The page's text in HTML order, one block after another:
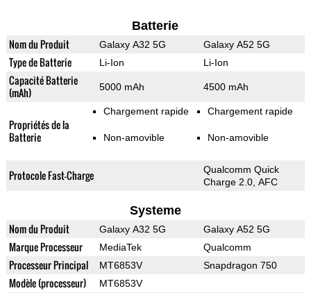
Batterie
Nom du Produit Galaxy A32 5G Galaxy A52 5G
Type de Batterie Li-Ion Li-Ion
Capacité Batterie
(mAh)
5000 mAh 4500 mAh
Propriétés de la
Batterie
Chargement rapide
Non-amovible
Chargement rapide
Non-amovible
Protocole Fast-Charge
Qualcomm Quick
Charge 2.0, AFC
Systeme
Nom du Produit Galaxy A32 5G Galaxy A52 5G
Marque Processeur MediaTek Qualcomm
Processeur Principal MT6853V Snapdragon 750
Modèle (processeur) MT6853V